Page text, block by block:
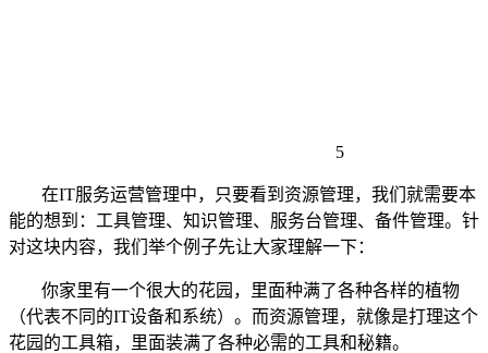
5
在IT服务运营管理中，只要看到资源管理，我们就需要本
能的想到：工具管理、知识管理、服务台管理、备件管理。针
对这块内容，我们举个例子先让大家理解一下：
你家里有一个很大的花园，里面种满了各种各样的植物
（代表不同的IT设备和系统）。而资源管理，就像是打理这个
花园的工具箱，里面装满了各种必需的工具和秘籍。